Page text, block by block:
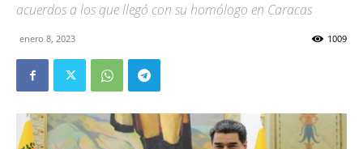
acuerdos a los que llegó con su homólogo en Caracas
enero 8, 2023 1009